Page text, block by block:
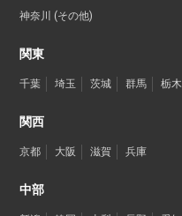
神奈川 (その他)
関東
千葉 埼玉 茨城 群馬 栃木
関西
京都 大阪 滋賀 兵庫
中部